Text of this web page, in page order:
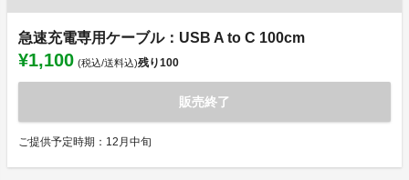
急速充電専用ケーブル：USB A to C 100cm
¥1,100 (税込/送料込)残り100
販売終了
ご提供予定時期：12月中旬